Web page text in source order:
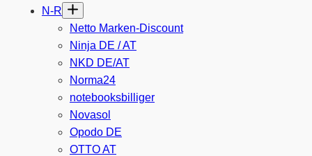
N-R
Netto Marken-Discount
Ninja DE / AT
NKD DE/AT
Norma24
notebooksbilliger
Novasol
Opodo DE
OTTO AT